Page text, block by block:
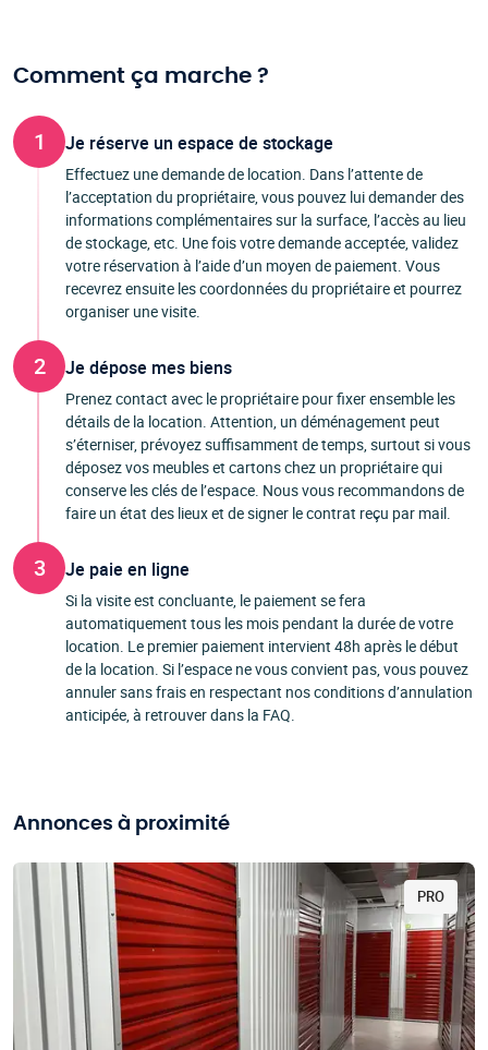
Comment ça marche ?
1 Je réserve un espace de stockage
Effectuez une demande de location. Dans l’attente de
l’acceptation du propriétaire, vous pouvez lui demander des
informations complémentaires sur la surface, l’accès au lieu
de stockage, etc. Une fois votre demande acceptée, validez
votre réservation à l’aide d’un moyen de paiement. Vous
recevrez ensuite les coordonnées du propriétaire et pourrez
organiser une visite.
2 Je dépose mes biens
Prenez contact avec le propriétaire pour fixer ensemble les
détails de la location. Attention, un déménagement peut
s’éterniser, prévoyez suffisamment de temps, surtout si vous
déposez vos meubles et cartons chez un propriétaire qui
conserve les clés de l’espace. Nous vous recommandons de
faire un état des lieux et de signer le contrat reçu par mail.
3 Je paie en ligne
Si la visite est concluante, le paiement se fera
automatiquement tous les mois pendant la durée de votre
location. Le premier paiement intervient 48h après le début
de la location. Si l’espace ne vous convient pas, vous pouvez
annuler sans frais en respectant nos conditions d’annulation
anticipée, à retrouver dans la FAQ.
Annonces à proximité
PRO